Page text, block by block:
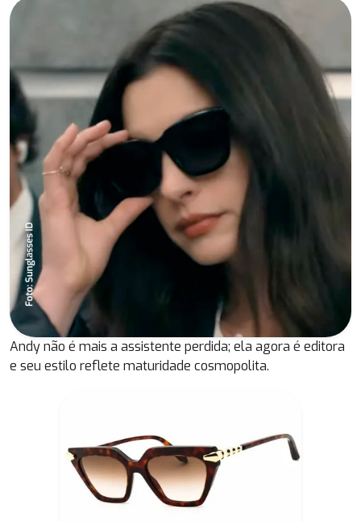
Andy não é mais a assistente perdida; ela agora é editora
e seu estilo reflete maturidade cosmopolita.